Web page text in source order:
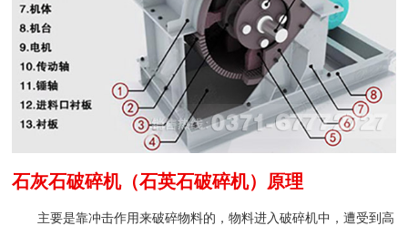
石灰石破碎机（石英石破碎机）原理
主要是靠冲击作用来破碎物料的，物料进入破碎机中，遭受到高